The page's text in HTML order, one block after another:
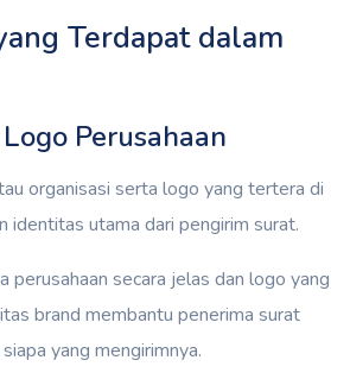
Terdapat dalam
Perusahaan
organisasi serta logo yang tertera di
identitas utama dari pengirim surat.
perusahaan secara jelas dan logo yang
brand membantu penerima surat
yang mengirimnya.